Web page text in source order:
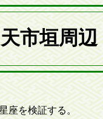
天市垣周
座を検証する。